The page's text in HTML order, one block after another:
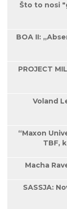
Što to nosi
BOA II:
PROJECT
Voland
“Maxon
TBF,
Macha
SASSJA: